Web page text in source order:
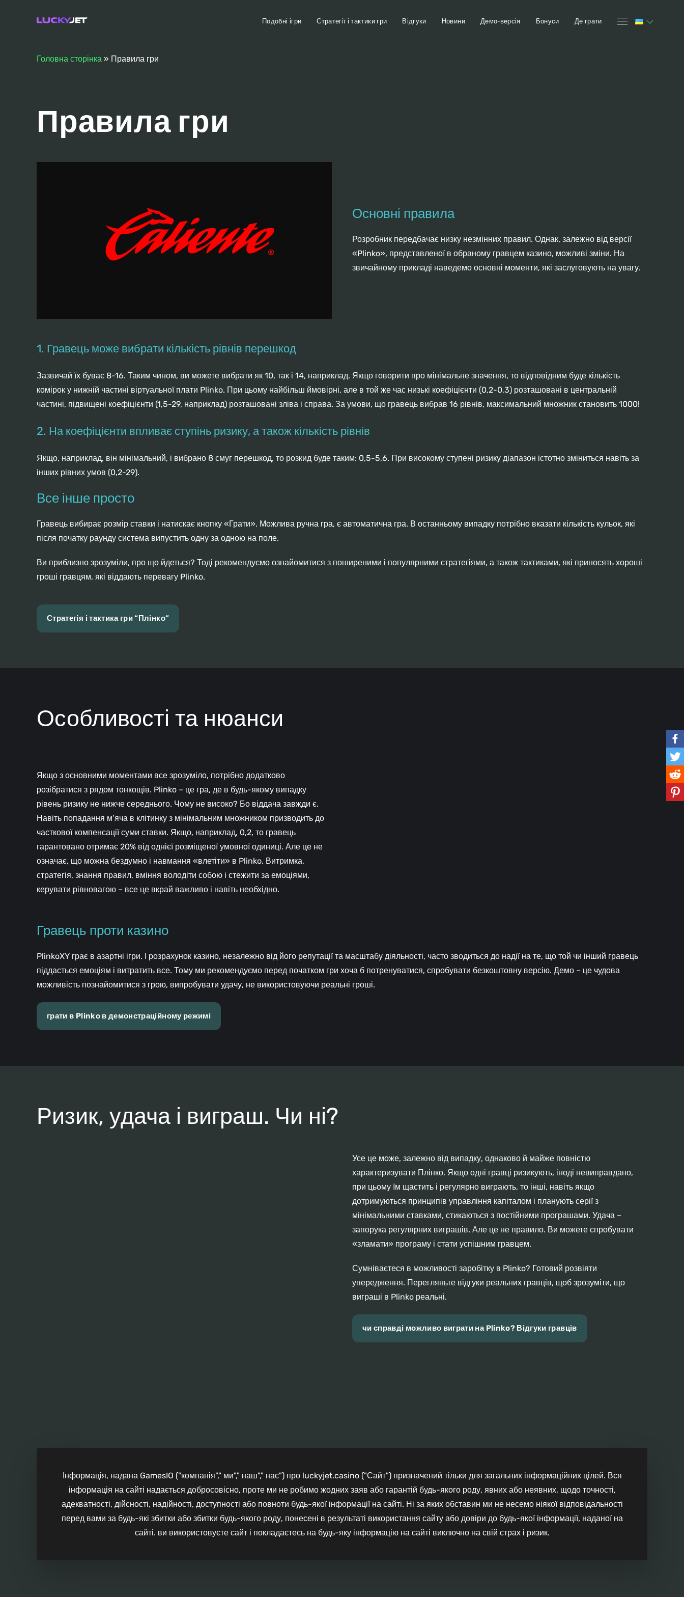
Подобні ігри Стратегії і тактики гри Відгуки Новини Демо-версія Бонуси Де грати
Головна сторінка » Правила гри
Правила гри
Основні правила
Розробник передбачає низку незмінних правил. Однак, залежно від версії
«Plinko», представленої в обраному гравцем казино, можливі зміни. На
звичайному прикладі наведемо основні моменти, які заслуговують на увагу.
1. Гравець може вибрати кількість рівнів перешкод
Зазвичай їх буває 8-16. Таким чином, ви можете вибрати як 10, так і 14, наприклад. Якщо говорити про мінімальне значення, то відповідним буде кількість
комірок у нижній частині віртуальної плати Plinko. При цьому найбільш ймовірні, але в той же час низькі коефіцієнти (0,2-0,3) розташовані в центральній
частині, підвищені коефіцієнти (1,5-29, наприклад) розташовані зліва і справа. За умови, що гравець вибрав 16 рівнів, максимальний множник становить 1000!
2. На коефіцієнти впливає ступінь ризику, а також кількість рівнів
Якщо, наприклад, він мінімальний, і вибрано 8 смуг перешкод, то розкид буде таким: 0,5-5,6. При високому ступені ризику діапазон істотно зміниться навіть за
інших рівних умов (0,2-29).
Все інше просто
Гравець вибирає розмір ставки і натискає кнопку «Грати». Можлива ручна гра, є автоматична гра. В останньому випадку потрібно вказати кількість кульок, які
після початку раунду система випустить одну за одною на поле.
Ви приблизно зрозуміли, про що йдеться? Тоді рекомендуємо ознайомитися з поширеними і популярними стратегіями, а також тактиками, які приносять хороші
гроші гравцям, які віддають перевагу Plinko.
Стратегія і тактика гри “Плінко”
Особливості та нюанси
Якщо з основними моментами все зрозуміло, потрібно додатково
розібратися з рядом тонкощів. Plinko – це гра, де в будь-якому випадку
рівень ризику не нижче середнього. Чому не високо? Бо віддача завжди є.
Навіть попадання м’яча в клітинку з мінімальним множником призводить до
часткової компенсації суми ставки. Якщо, наприклад, 0,2, то гравець
гарантовано отримає 20% від однієї розміщеної умовної одиниці. Але це не
означає, що можна бездумно і навмання «влетіти» в Plinko. Витримка,
стратегія, знання правил, вміння володіти собою і стежити за емоціями,
керувати рівновагою – все це вкрай важливо і навіть необхідно.
Гравець проти казино
PlinkoXY грає в азартні ігри. І розрахунок казино, незалежно від його репутації та масштабу діяльності, часто зводиться до надії на те, що той чи інший гравець
піддасться емоціям і витратить все. Тому ми рекомендуємо перед початком гри хоча б потренуватися, спробувати безкоштовну версію. Демо – це чудова
можливість познайомитися з грою, випробувати удачу, не використовуючи реальні гроші.
грати в Plinko в демонстраційному режимі
Ризик, удача і виграш. Чи ні?
Усе це може, залежно від випадку, однаково й майже повністю
характеризувати Плінко. Якщо одні гравці ризикують, іноді невиправдано,
при цьому їм щастить і регулярно виграють, то інші, навіть якщо
дотримуються принципів управління капіталом і планують серії з
мінімальними ставками, стикаються з постійними програшами. Удача –
запорука регулярних виграшів. Але це не правило. Ви можете спробувати
«зламати» програму і стати успішним гравцем.
Сумніваєтеся в можливості заробітку в Plinko? Готовий розвіяти
упередження. Перегляньте відгуки реальних гравців, щоб зрозуміти, що
виграші в Plinko реальні.
чи справді можливо виграти на Plinko? Відгуки гравців
Інформація, надана GamesIO ("компанія"," ми"," наш"," нас") про luckyjet.casino ("Сайт") призначений тільки для загальних інформаційних цілей. Вся
інформація на сайті надається добросовісно, проте ми не робимо жодних заяв або гарантій будь-якого роду, явних або неявних, щодо точності,
адекватності, дійсності, надійності, доступності або повноти будь-якої інформації на сайті. Ні за яких обставин ми не несемо ніякої відповідальності
перед вами за будь-які збитки або збитки будь-якого роду, понесені в результаті використання сайту або довіри до будь-якої інформації, наданої на
сайті. ви використовуєте сайт і покладаєтесь на будь-яку інформацію на сайті виключно на свій страх і ризик.